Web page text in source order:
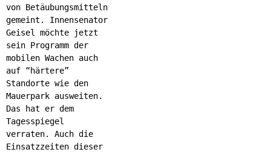
von Betäubungsmitteln
gemeint. Innensenator
Geisel möchte jetzt
sein Programm der
mobilen Wachen auch
auf “härtere”
Standorte wie den
Mauerpark ausweiten.
Das hat er dem
Tagesspiegel
verraten. Auch die
Einsatzzeiten dieser